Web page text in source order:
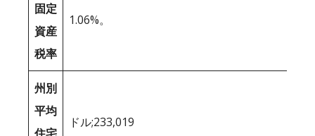
固定
資産
税率
1.06%。
州別
平均
ドル;233,019